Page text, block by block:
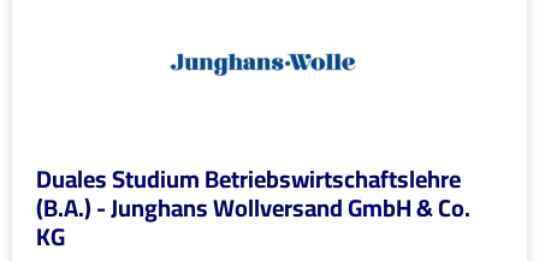
Duales Studium Betriebswirtschaftslehre
(B.A.) - Junghans Wollversand GmbH & Co.
KG